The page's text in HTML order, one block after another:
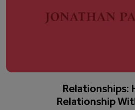
#3
Relationship